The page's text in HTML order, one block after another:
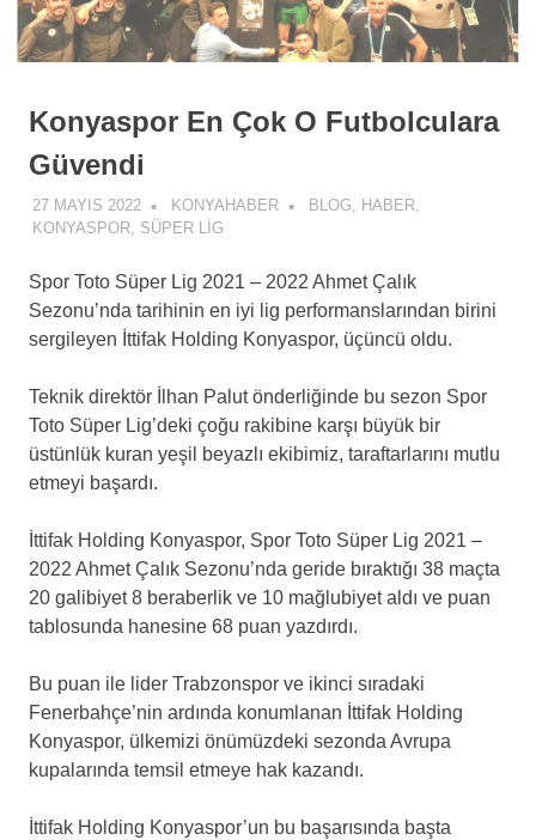
Konyaspor En Çok O Futbolculara
Güvendi
27 MAYIS 2022 KONYAHABER BLOG, HABER,
KONYASPOR, SÜPER LIG
Spor Toto Süper Lig 2021 – 2022 Ahmet Çalık
Sezonu’nda tarihinin en iyi lig performanslarından birini
sergileyen İttifak Holding Konyaspor, üçüncü oldu.
Teknik direktör İlhan Palut önderliğinde bu sezon Spor
Toto Süper Lig’deki çoğu rakibine karşı büyük bir
üstünlük kuran yeşil beyazlı ekibimiz, taraftarlarını mutlu
etmeyi başardı.
İttifak Holding Konyaspor, Spor Toto Süper Lig 2021 –
2022 Ahmet Çalık Sezonu’nda geride bıraktığı 38 maçta
20 galibiyet 8 beraberlik ve 10 mağlubiyet aldı ve puan
tablosunda hanesine 68 puan yazdırdı.
Bu puan ile lider Trabzonspor ve ikinci sıradaki
Fenerbahçe’nin ardında konumlanan İttifak Holding
Konyaspor, ülkemizi önümüzdeki sezonda Avrupa
kupalarında temsil etmeye hak kazandı.
İttifak Holding Konyaspor’un bu başarısında başta